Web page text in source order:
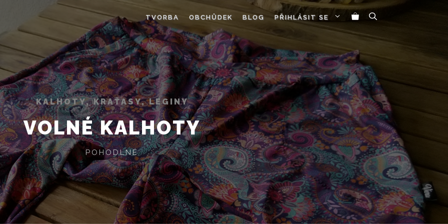
TVORBA OBCHŮDEK BLOG PŘIHLÁSIT SE
KALHOTY, KRAŤASY, LEGINY
VOLNÉ KALHOTY
POHODLNÉ